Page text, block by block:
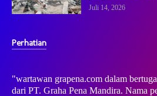
Juli 14, 2026
Perhatian
"wartawan grapena.com dalam
dari PT. Graha Pena Mandira. Nama